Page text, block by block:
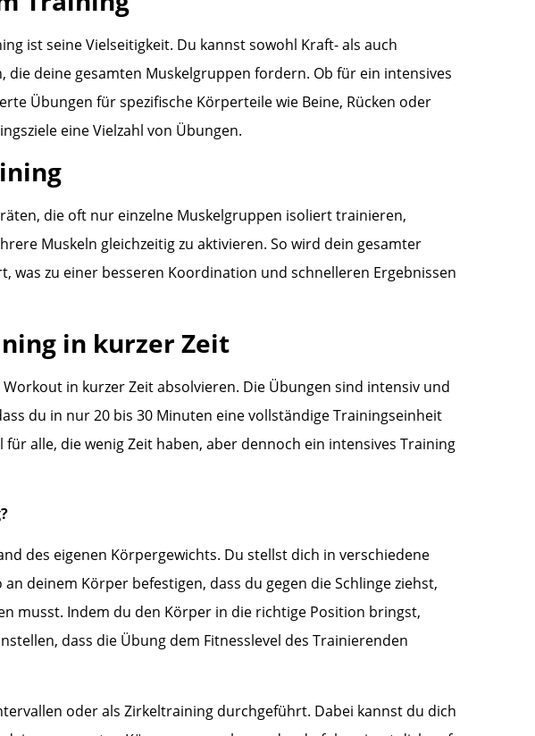
ist seine Vielseitigkeit. Du kannst sowohl Kraft- als auch
deine gesamten Muskelgruppen fordern. Ob für ein intensives
Übungen für spezifische Körperteile wie Beine, Rücken oder
eine Vielzahl von Übungen.
die oft nur einzelne Muskelgruppen isoliert trainieren,
Muskeln gleichzeitig zu aktivieren. So wird dein gesamter
was zu einer besseren Koordination und schnelleren Ergebnissen
in kurzer Zeit
in kurzer Zeit absolvieren. Die Übungen sind intensiv und
du in nur 20 bis 30 Minuten eine vollständige Trainingseinheit
alle, die wenig Zeit haben, aber dennoch ein intensives Training
des eigenen Körpergewichts. Du stellst dich in verschiedene
an deinem Körper befestigen, dass du gegen die Schlinge ziehst,
musst. Indem du den Körper in die richtige Position bringst,
dass die Übung dem Fitnesslevel des Trainierenden
oder als Zirkeltraining durchgeführt. Dabei kannst du dich